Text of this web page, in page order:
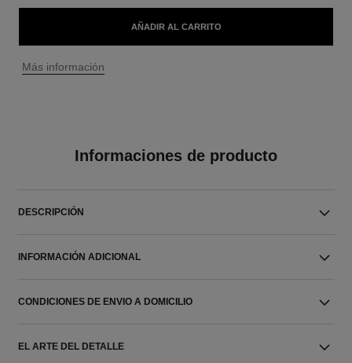
AÑADIR AL CARRITO
↩
Más información
Informaciones de producto
DESCRIPCIÓN
INFORMACIÓN ADICIONAL
CONDICIONES DE ENVIO A DOMICILIO
EL ARTE DEL DETALLE